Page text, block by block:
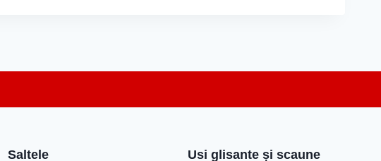
Saltele Usi glisante și scaune